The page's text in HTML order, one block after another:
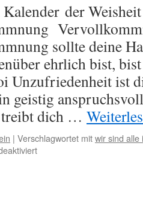
der
sollte deine
ehrlich bist,
Unzufriedenheit ist
geistig
dich …
| Verschlagwortet mitwir sind alle
für